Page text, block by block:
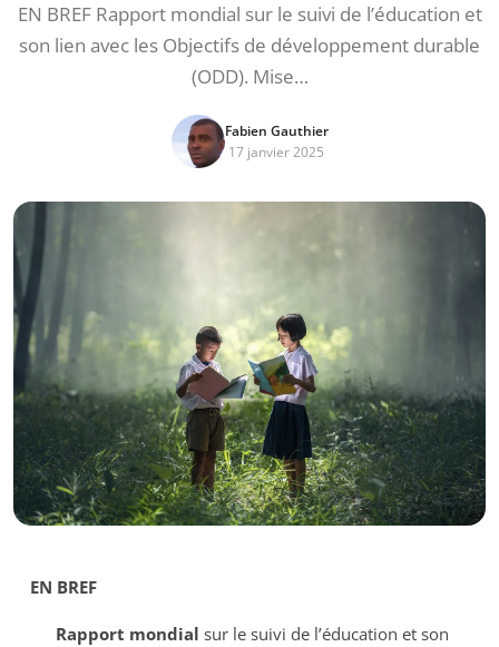
EN BREF Rapport mondial sur le suivi de l’éducation et
son lien avec les Objectifs de développement durable
(ODD). Mise…
Fabien Gauthier
17 janvier 2025
EN BREF
Rapport mondial sur le suivi de l’éducation et son